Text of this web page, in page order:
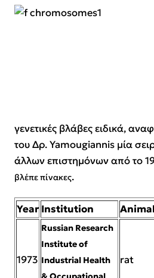
γενετικές βλάβες ειδικά,
του Δρ. Yamougiannis μία
άλλων επιστημόνων από το
βλέπε πίνακες.
Year Institution Animal
1973
Russian Research
Institute of
Industrial Health
rat